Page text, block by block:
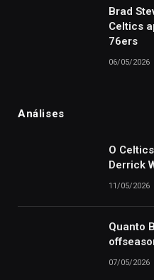
Brad
Celtics
76ers
06/05/2026
Análises
O
Derrick
11/05/2026
Quanto
07/05/2026